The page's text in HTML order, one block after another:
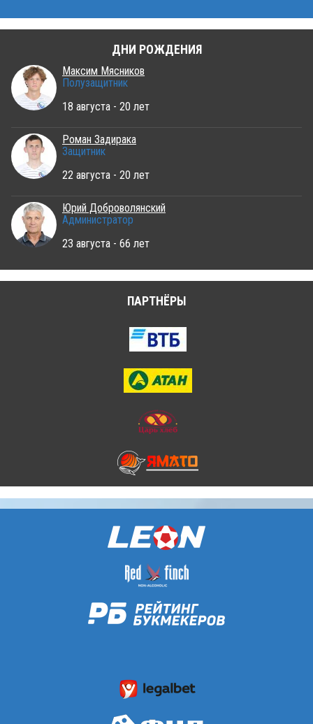
ДНИ РОЖДЕНИЯ
Максим Мясников
Полузащитник
18 августа - 20 лет
Роман Задирака
Защитник
22 августа - 20 лет
Юрий Доброволянский
Администратор
23 августа - 66 лет
ПАРТНЁРЫ